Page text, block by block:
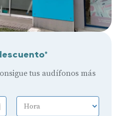
tus audífonos más
Hora